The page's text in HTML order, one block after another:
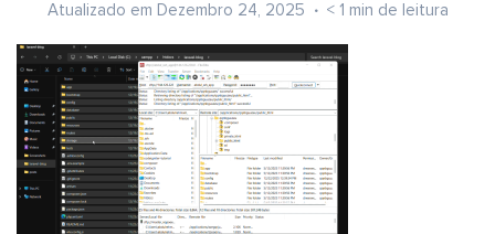
Atualizado em Dezembro 24, 2025 < 1 min de leitura